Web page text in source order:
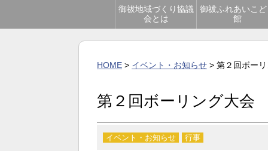
御祓地域づくり協議
会とは
御祓ふれあいこど
館
HOME > イベント・お知らせ > 第２回ボー
第２回ボーリング大会
イベント・お知らせ 行事